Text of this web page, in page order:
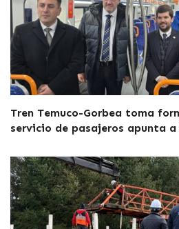
Tren Temuco-Gorbea toma
servicio de pasajeros apunta a